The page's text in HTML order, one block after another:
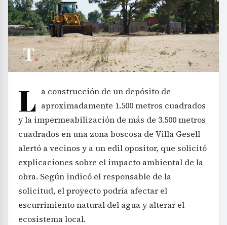
L a construcción de un depósito de
aproximadamente 1.500 metros cuadrados
y la impermeabilización de más de 3.500 metros
cuadrados en una zona boscosa de Villa Gesell
alertó a vecinos y a un edil opositor, que solicitó
explicaciones sobre el impacto ambiental de la
obra. Según indicó el responsable de la
solicitud, el proyecto podría afectar el
escurrimiento natural del agua y alterar el
ecosistema local.